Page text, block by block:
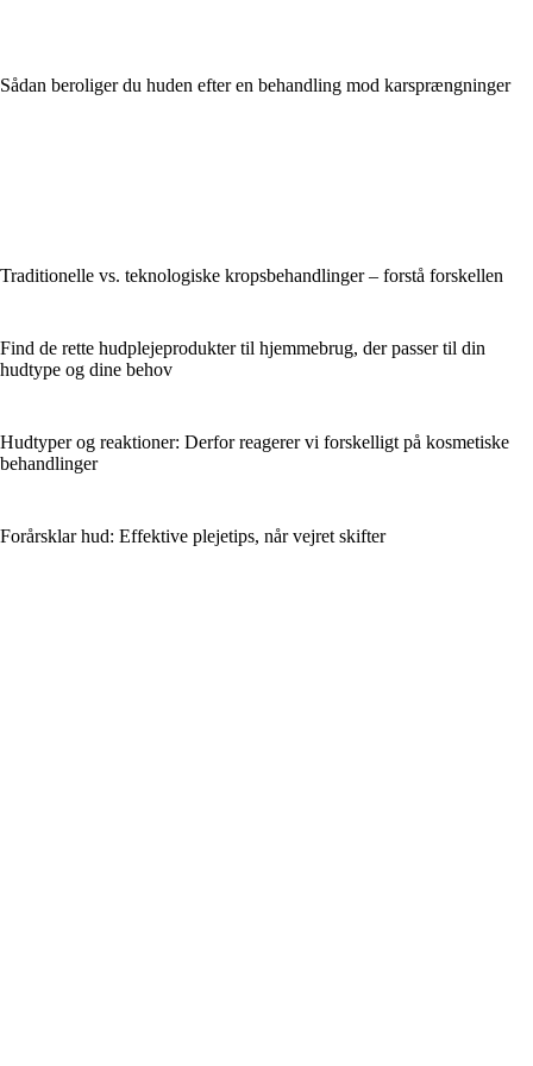
Sådan beroliger du huden efter en behandling mod karsprængninger
Traditionelle vs. teknologiske kropsbehandlinger – forstå forskellen
Find de rette hudplejeprodukter til hjemmebrug, der passer til din
hudtype og dine behov
Hudtyper og reaktioner: Derfor reagerer vi forskelligt på kosmetiske
behandlinger
Forårsklar hud: Effektive plejetips, når vejret skifter